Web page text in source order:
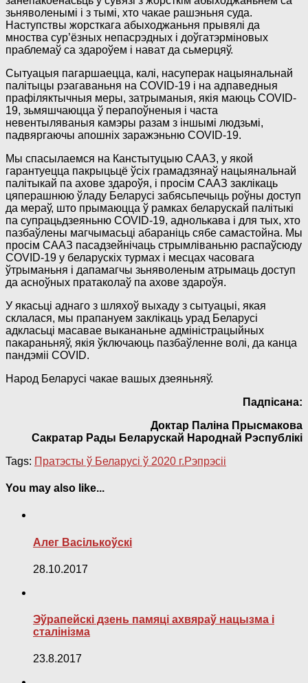
зьняволенымі і з тымі, хто чакае рашэньня суда.
Наступствы жорсткага абыходжаньня прывялі да
мноства сур’ёзных непасрэдных і доўгатэрміновых
праблемаў са здароўем і нават да сьмерцяў.
Сытуацыя пагаршаецца, калі, насуперак ​​нацыянальнай
палітыцы рэагаваньня на COVID-19 і на адпаведныя
прафіляктычныя меры, затрыманыя, якія маюць COVID-
19, зьмяшчаюцца ў перапоўненыя і часта
невентыляваныя камэры разам з іншымі людзьмі,
падвяргаючы апошніх заражэньню COVID-19.
Мы спасылаемся на Канстытуцыю СААЗ, у якой
гарантуецца пакрыцьцё ўсіх грамадзянаў нацыянальнай
палітыкай па ахове здароўя, і просім СААЗ заклікаць
цяперашнюю ўладу Беларусі забясьпечыць роўны доступ
да мераў, што прымаюцца ў рамках беларускай палітыкі
па супрацьдзеяньню COVID-19, аднолькава і для тых, хто
пазбаўлены магчымасьці абараніць сябе самастойна. Мы
просім СААЗ пасадзейнічаць стрымліваньню распаўсюду
COVID-19 у беларускіх турмах і месцах часовага
ўтрыманьня і дапамагчы зьняволеным атрымаць доступ
да асноўных пратаколаў па ахове здароўя.
У якасьці аднаго з шляхоў выхаду з сытуацыі, якая
склалася, мы прапануем заклікаць урад Беларусі
адкласьці масавае выкананьне адміністрацыйных
пакараньняў, якія ўключаюць пазбаўленне волі, да канца
пандэміі COVID.
Народ Беларусі чакае вашых дзеяньняў.
Падпісана:
Доктар Паліна Прысмакова
Сакратар Рады Беларускай Народнай Рэспублікі
Tags: Пратэсты ў Беларусі ў 2020 г.Рэпрэсіі
You may also like...
Алег Васількоўскі
28.10.2017
Эўрапейскі дзень памяці ахвяраў нацызма і
сталінізма
23.8.2017